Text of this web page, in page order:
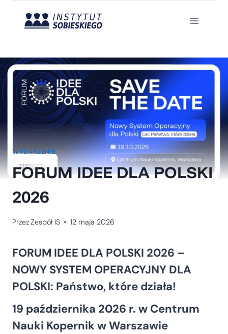
WYDARZENIE
FORUM IDEE DLA POLSKI
2026
PrzezZespół IS 12 maja 2026
FORUM IDEE DLA POLSKI 2026 –
NOWY SYSTEM OPERACYJNY DLA
POLSKI: Państwo, które działa!
19 października 2026 r. w Centrum
Nauki Kopernik w Warszawie